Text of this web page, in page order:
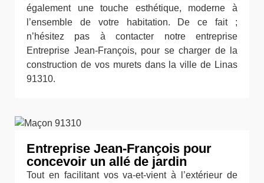
également une touche esthétique, moderne à
l’ensemble de votre habitation. De ce fait ;
n’hésitez pas à contacter notre entreprise
Entreprise Jean-François, pour se charger de la
construction de vos murets dans la ville de Linas
91310.
Entreprise Jean-François pour
concevoir un allé de jardin
Tout en facilitant vos va-et-vient à l’extérieur de